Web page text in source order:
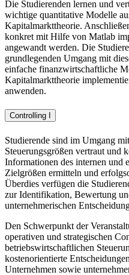
Die Studierenden lernen und
wichtige quantitative Modelle
Kapitalmarkttheorie.
konkret mit Hilfe von Matlab
angewandt werden. Die
grundlegenden Umgang mit
einfache finanzwirtschaftliche
Kapitalmarkttheorie
anwenden.
Controlling I
Studierende sind im Umgang
Steuerungsgrößen vertraut und
Informationen des internen und
Zielgrößen ermitteln und
Überdies verfügen die
zur Identifikation, Bewertung
unternehmerischen
Den Schwerpunkt der
operativen und strategischen
betriebswirtschaftlichen
kostenorientierte
Unternehmen sowie